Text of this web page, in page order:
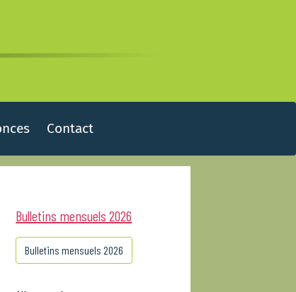
Contact
Bulletins mensuels 2026
Bulletins mensuels 2026